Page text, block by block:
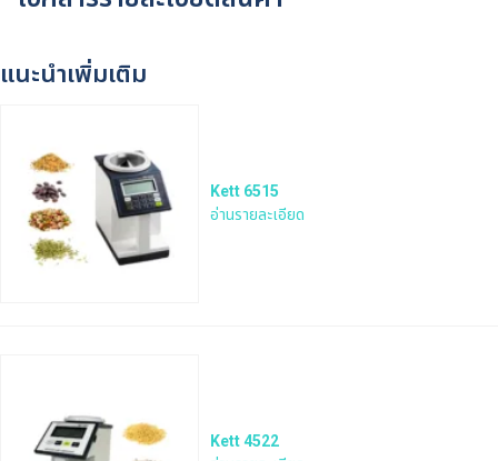
แนะนำเพิ่มเติม
Kett 6515
อ่านรายละเอียด
Kett 4522